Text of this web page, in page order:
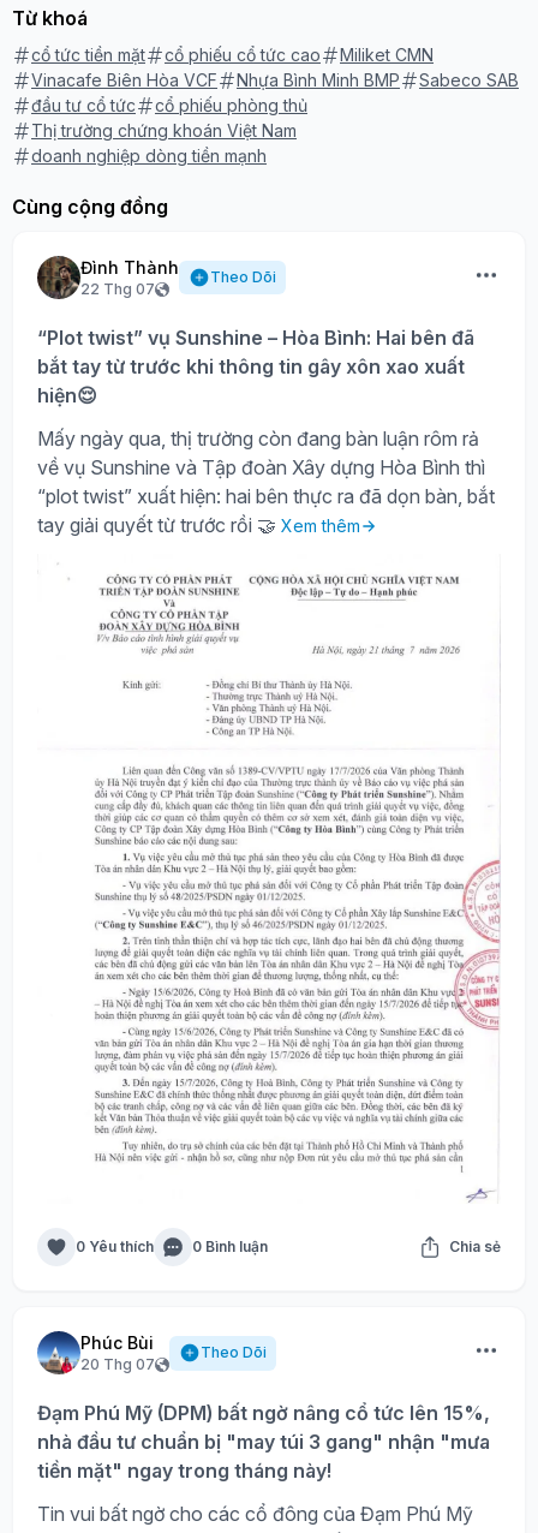
Từ khoá
cổ tức tiền mặt cổ phiếu cổ tức cao
Miliket CMN
Vinacafe Biên Hòa VCF
Nhựa Bình Minh BMP
Sabeco SAB
đầu tư cổ tức
cổ phiếu phòng thủ
Thị trường chứng khoán Việt Nam
doanh nghiệp dòng tiền mạnh
Cùng cộng đồng
Đình Thành
22 Thg 07
Theo Dõi
“Plot twist” vụ Sunshine – Hòa Bình: Hai bên đã
bắt tay từ trước khi thông tin gây xôn xao xuất
hiện😌
Mấy ngày qua, thị trường còn đang bàn luận rôm rả
về vụ Sunshine và Tập đoàn Xây dựng Hòa Bình thì
“plot twist” xuất hiện: hai bên thực ra đã dọn bàn, bắt
tay giải quyết từ trước rồi 🤝 Xem thêm
0 Yêu thích 0 Bình luận Chia sẻ
Phúc Bùi
20 Thg 07
Theo Dõi
Đạm Phú Mỹ (DPM) bất ngờ nâng cổ tức lên 15%,
nhà đầu tư chuẩn bị "may túi 3 gang" nhận "mưa
tiền mặt" ngay trong tháng này!
Tin vui bất ngờ cho các cổ đông của Đạm Phú Mỹ